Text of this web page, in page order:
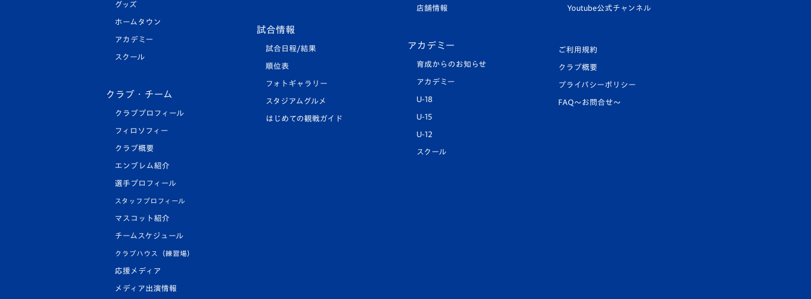
グッズ
ホームタウン
アカデミー
スクール
クラブ・チーム
クラブプロフィール
フィロソフィー
クラブ概要
エンブレム紹介
選手プロフィール
スタッフプロフィール
マスコット紹介
チームスケジュール
クラブハウス（練習場）
応援メディア
メディア出演情報
試合情報
試合日程/結果
順位表
フォトギャラリー
スタジアムグルメ
はじめての観戦ガイド
店舗情報
アカデミー
育成からのお知らせ
アカデミー
U-18
U-15
U-12
スクール
Youtube公式チャンネル
ご利用規約
クラブ概要
プライバシーポリシー
FAQ〜お問合せ〜